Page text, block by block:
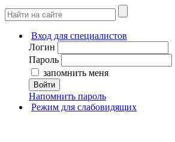
Вход для специалистов
Логин
Пароль
запомнить меня
Войти
Напомнить пароль
Режим для слабовидящих